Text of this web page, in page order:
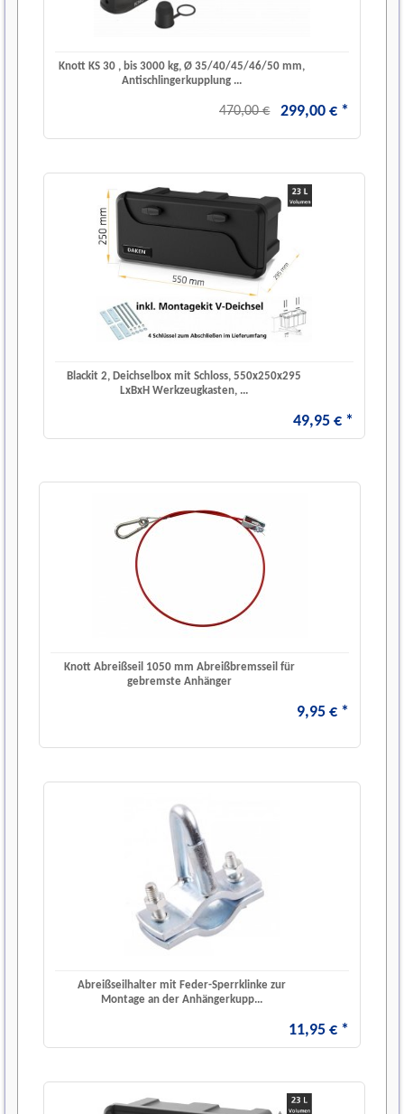
Knott KS 30 , bis 3000 kg, Ø 35/40/45/46/50 mm,
Antischlingerkupplung ...
470,00 € 299,00 € *
Blackit 2, Deichselbox mit Schloss, 550x250x295
LxBxH Werkzeugkasten, ...
49,95 € *
Knott Abreißseil 1050 mm Abreißbremsseil für
gebremste Anhänger
9,95 € *
Abreißseilhalter mit Feder-Sperrklinke zur
Montage an der Anhängerkupp...
11,95 € *